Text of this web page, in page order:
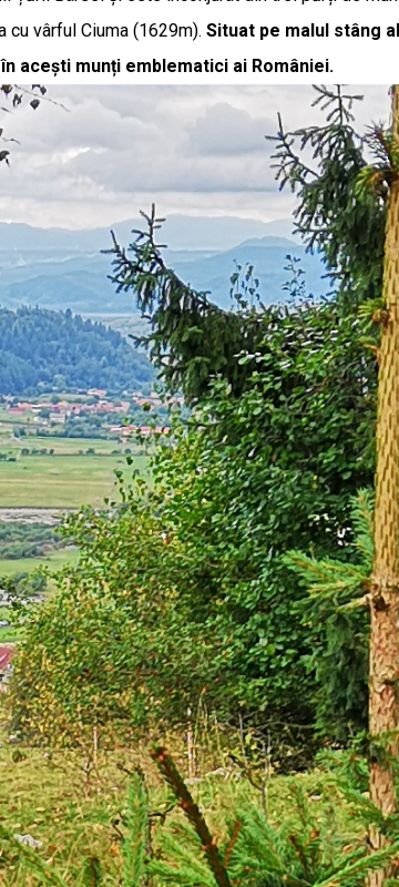
vârful Ciuma (1629m). Situat pe malul stâng
acești munți emblematici ai României.